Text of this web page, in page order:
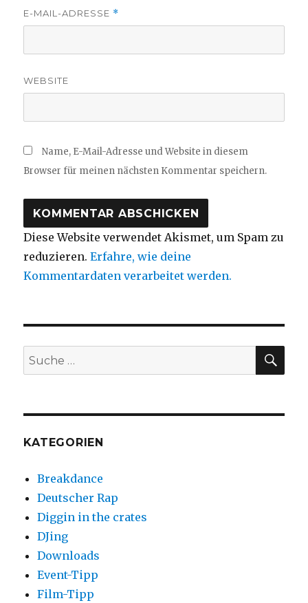
E-MAIL-ADRESSE *
WEBSITE
Name, E-Mail-Adresse und Website in diesem
Browser für meinen nächsten Kommentar speichern.
Diese Website verwendet Akismet, um Spam zu
reduzieren.Erfahre, wie deine
Kommentardaten verarbeitet werden.
Suche
nach:
KATEGORIEN
Breakdance
Deutscher Rap
Diggin in the crates
DJing
Downloads
Event-Tipp
Film-Tipp